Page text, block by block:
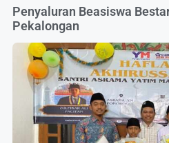
Penyaluran Beasiswa
Pekalongan